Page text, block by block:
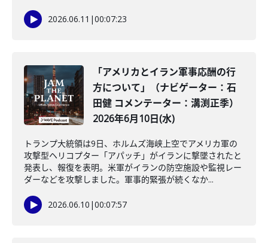
2026.06.11 |00:07:23
「アメリカとイラン軍事応酬の行
方について」（ナビゲーター：石
田健 コメンテーター：溝渕正季）
2026年6月10日(水)
トランプ大統領は9日、ホルムズ海峡上空でアメリカ軍の
攻撃型ヘリコプター「アパッチ」がイランに撃墜されたと
発表し、報復を表明。米軍がイランの防空施設や監視レー
ダーなどを攻撃しました。軍事的緊張が続くなか...
2026.06.10 |00:07:57